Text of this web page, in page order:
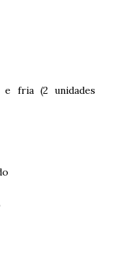
e fria (2 unidades